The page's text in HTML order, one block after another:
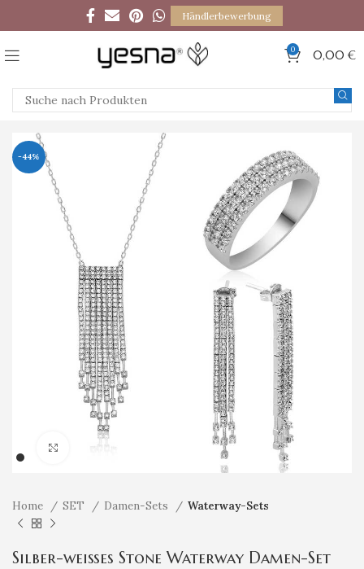
Händlerbewerbung
0 0,00 €
-44%
Klicken um zu vergrößern
Home SET Damen-Sets Waterway-Sets
Silber-weißes Stone Waterway Damen-Set